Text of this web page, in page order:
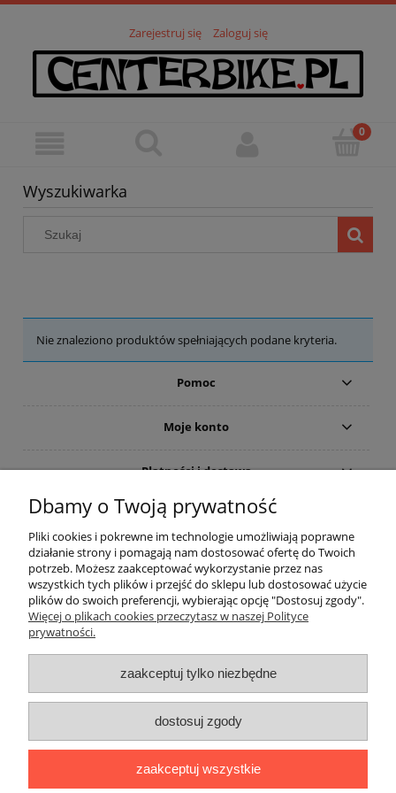
Zarejestruj się Zaloguj się
Wyszukiwarka
Nie znaleziono produktów spełniających podane kryteria.
Pomoc
Moje konto
Płatności i dostawa
Informacje
O nas
Rekomendowane strony
Dbamy o Twoją prywatność
Pliki cookies i pokrewne im technologie umożliwiają poprawne
działanie strony i pomagają nam dostosować ofertę do Twoich
potrzeb. Możesz zaakceptować wykorzystanie przez nas
wszystkich tych plików i przejść do sklepu lub dostosować użycie
plików do swoich preferencji, wybierając opcję "Dostosuj zgody".
Więcej o plikach cookies przeczytasz w naszej Polityce
prywatności.
zaakceptuj tylko niezbędne
dostosuj zgody
zaakceptuj wszystkie